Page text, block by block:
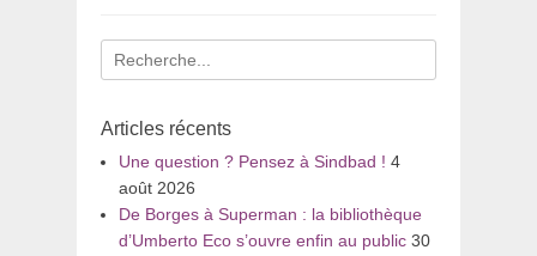
Recherche
pour
Articles récents
Une question ? Pensez à Sindbad ! 4
août 2026
De Borges à Superman : la bibliothèque
d’Umberto Eco s’ouvre enfin au public 30